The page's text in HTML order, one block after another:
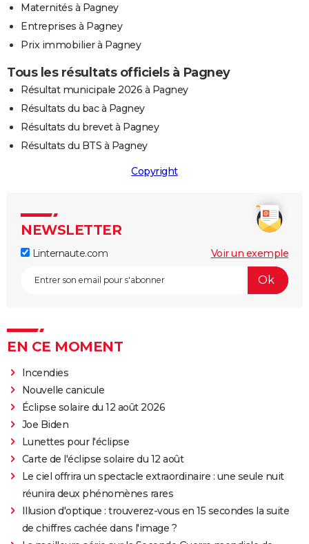
Maternités à Pagney
Entreprises à Pagney
Prix immobilier à Pagney
Tous les résultats officiels à Pagney
Résultat municipale 2026 à Pagney
Résultats du bac à Pagney
Résultats du brevet à Pagney
Résultats du BTS à Pagney
Copyright
NEWSLETTER
Linternaute.com Voir un exemple
EN CE MOMENT
Incendies
Nouvelle canicule
Éclipse solaire du 12 août 2026
Joe Biden
Lunettes pour l'éclipse
Carte de l'éclipse solaire du 12 août
Le ciel offrira un spectacle extraordinaire : une seule nuit
réunira deux phénomènes rares
Illusion d'optique : trouverez-vous en 15 secondes la suite
de chiffres cachée dans l'image ?